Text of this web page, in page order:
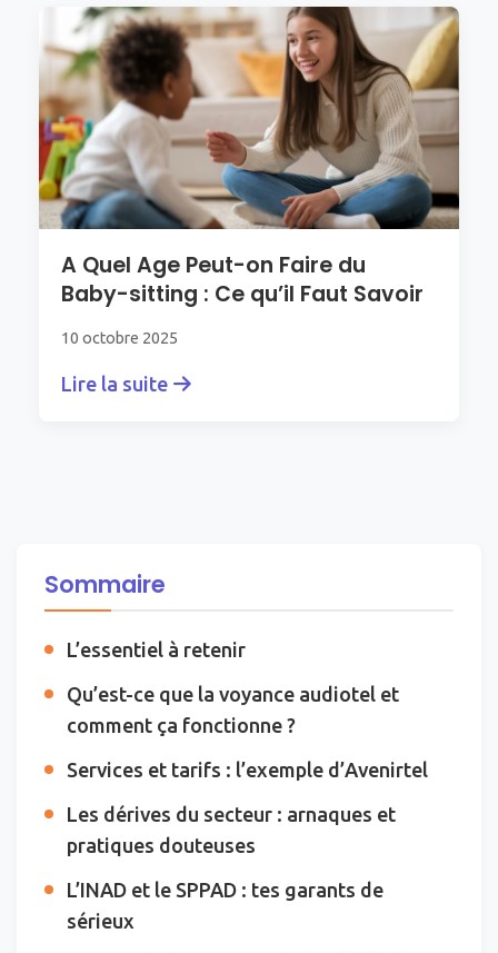
Sommaire
L’essentiel à retenir
Qu’est-ce que la voyance audiotel et
comment ça fonctionne ?
Services et tarifs : l’exemple d’Avenirtel
Les dérives du secteur : arnaques et
pratiques douteuses
L’INAD et le SPPAD : tes garants de
sérieux
A Quel Age Peut-on Faire du
Baby-sitting : Ce qu’il Faut Savoir
10 octobre 2025
Lire la suite